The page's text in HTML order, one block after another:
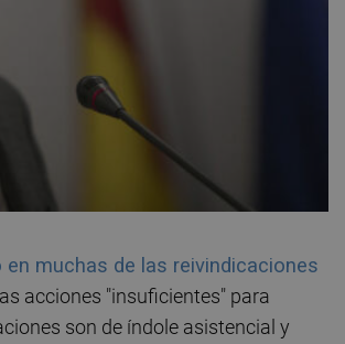
en muchas de las reivindicaciones
acciones "insuficientes" para
son de índole asistencial y